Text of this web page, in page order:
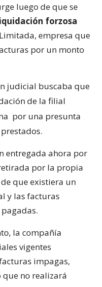
luego de que se
forzosa
empresa que
por un monto
judicial buscaba que
de la filial
por una presunta
entregada ahora por
por la propia
que existiera un
y las facturas
la compañía
vigentes
impagas,
que no realizará